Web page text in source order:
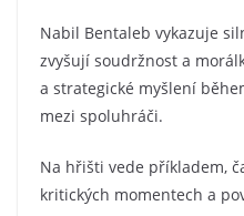
Nabil Bentaleb vykazuje
zvyšují soudržnost a
a strategické myšlení
mezi spoluhráči.
Na hřišti vede příkladem,
kritických momentech a